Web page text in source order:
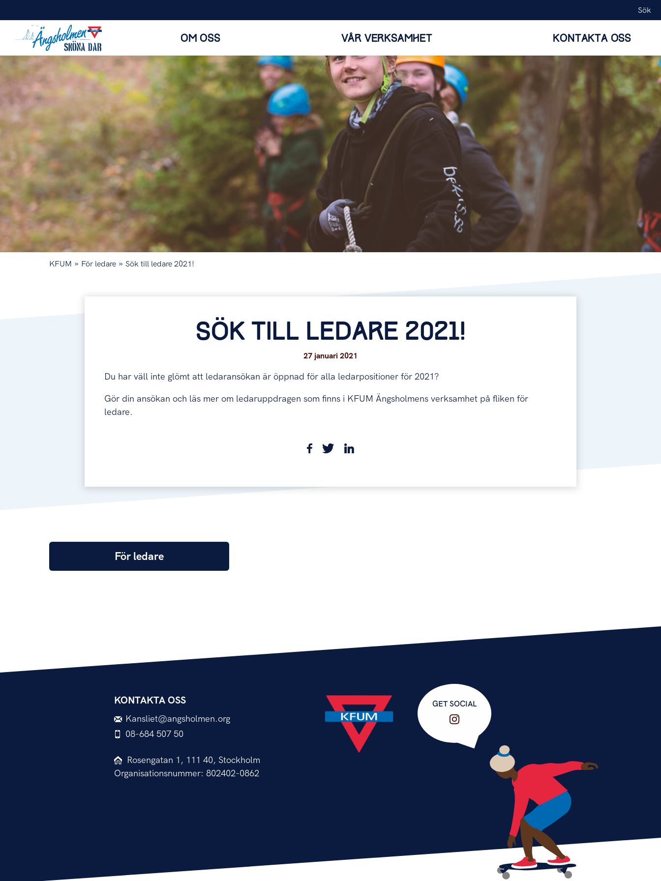
Sök
OM OSS VÅR VERKSAMHET KONTAKTA OSS
KFUM » För ledare » Sök till ledare 2021!
SÖK TILL LEDARE 2021!
27 januari 2021
Du har väll inte glömt att ledaransökan är öppnad för alla ledarpositioner för 2021?
Gör din ansökan och läs mer om ledaruppdragen som finns i KFUM Ängsholmens verksamhet på fliken för
ledare.
För ledare
KONTAKTA OSS
Kansliet@angsholmen.org
08-684 507 50
Rosengatan 1, 111 40, Stockholm
Organisationsnummer: 802402-0862
GET SOCIAL